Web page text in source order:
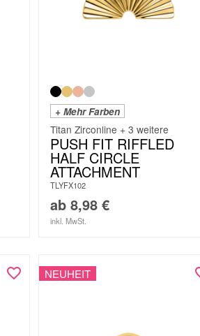
+ Mehr Farben
Titan Zirconline + 3 weitere
PUSH FIT RIFFLED
HALF CIRCLE
ATTACHMENT
TLYFX102
ab 8,98 €
inkl. MwSt.
NEUHEIT